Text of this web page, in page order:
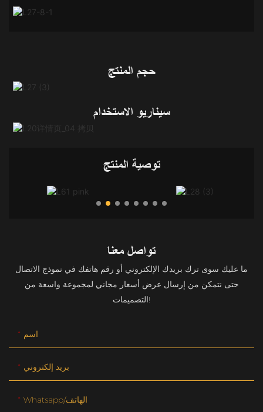
حجم المنتج
سيناريو الاستخدام
توصية المنتج
تواصل معنا
ما عليك سوى ترك بريدك الإلكتروني أو رقم هاتفك في نموذج الاتصال
حتى نتمكن من إرسال عرض أسعار مجاني لمجموعة واسعة من
التصميمات!
اسم
بريد إلكتروني
Whatsapp/الهاتف